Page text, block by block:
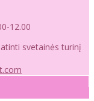
12.00
svetainės turinį